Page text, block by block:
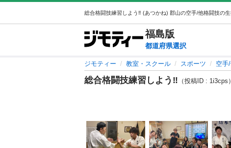
福島版
都道府県選択
ジモティー 教室・スクール スポーツ 空手
総合格闘技練習しよう‼️ （投稿ID : 1i3cps）